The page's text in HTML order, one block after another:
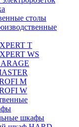
столы
T
WS
M
W
шкафы